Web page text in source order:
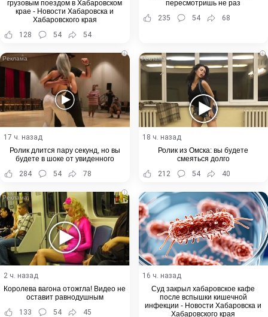
грузовым поездом в Хабаровском
крае - Новости Хабаровска и
Хабаровского края
128
54 54
пересмотришь не раз
235
54 68
i
17 ч. назад
Ролик длится пару секунд, но вы
будете в шоке от увиденного
284
54 78
i
18 ч. назад
Ролик из Омска: вы будете
смеяться долго
212
54 40
i
2 ч. назад
Королева вагона отожгла! Видео не
оставит равнодушным
133
54 45
16 ч. назад
Суд закрыл хабаровское кафе
после вспышки кишечной
инфекции - Новости Хабаровска и
Хабаровского края